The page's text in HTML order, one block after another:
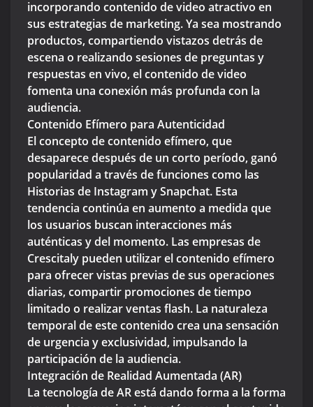
incorporando contenido de video atractivo en
sus estrategias de marketing. Ya sea mostrando
productos, compartiendo vistazos detrás de
escena o realizando sesiones de preguntas y
respuestas en vivo, el contenido de video
fomenta una conexión más profunda con la
audiencia.
Contenido Efímero para Autenticidad
El concepto de contenido efímero, que
desaparece después de un corto período, ganó
popularidad a través de funciones como las
Historias de Instagram y Snapchat. Esta
tendencia continúa en aumento a medida que
los usuarios buscan interacciones más
auténticas y del momento. Las empresas de
Crescitaly pueden utilizar el contenido efímero
para ofrecer vistas previas de sus operaciones
diarias, compartir promociones de tiempo
limitado o realizar ventas flash. La naturaleza
temporal de este contenido crea una sensación
de urgencia y exclusividad, impulsando la
participación de la audiencia.
Integración de Realidad Aumentada (AR)
La tecnología de AR está dando forma a la forma